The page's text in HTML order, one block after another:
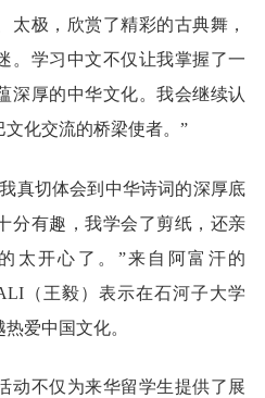
太极，欣赏了精彩的古典舞，
。学习中文不仅让我掌握了一
深厚的中华文化。我会继续认
化交流的桥梁使者。”
切体会到中华诗词的深厚底
分有趣，我学会了剪纸，还亲
太开心了。”来自阿富汗的
（王毅）表示在石河子大学
爱中国文化。
不仅为来华留学生提供了展